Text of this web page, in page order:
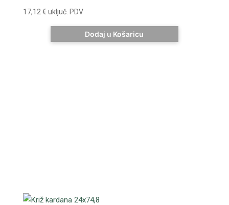
17,12 € uključ. PDV
Dodaj u Košaricu